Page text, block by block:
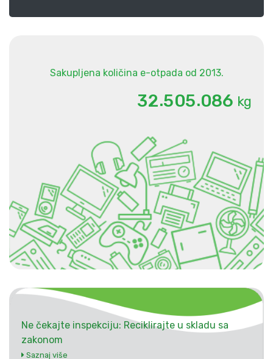
Sakupljena količina e-otpada od 2013.
32.505.086 kg
Ne čekajte inspekciju: Reciklirajte u skladu sa
zakonom
Saznaj više